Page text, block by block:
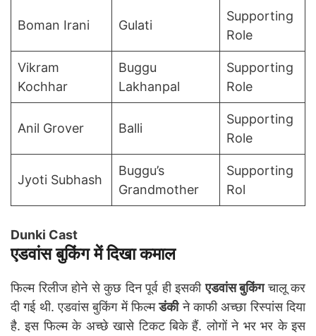
Boman Irani Gulati
Supporting
Role
Vikram
Kochhar
Buggu
Lakhanpal
Supporting
Role
Anil Grover Balli
Supporting
Role
Jyoti Subhash
Buggu’s
Grandmother
Supporting
Rol
Dunki Cast
एडवांस बुकिंग में दिखा कमाल
फिल्म रिलीज होने से कुछ दिन पूर्व ही इसकीएडवांस बुकिंगचालू कर
दी गई थी. एडवांस बुकिंग में फिल्मडंकीने काफी अच्छा रिस्पांस दिया
है. इस फिल्म के अच्छे खासे टिकट बिके हैं. लोगों ने भर भर के इस